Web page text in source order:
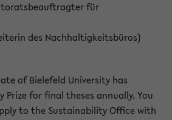
für
des Nachhaltigkeitsbüros)
of Bielefeld University has
Prize for final theses annually. You
to the Sustainability Office with